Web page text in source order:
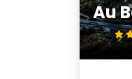
Au
4.4/5